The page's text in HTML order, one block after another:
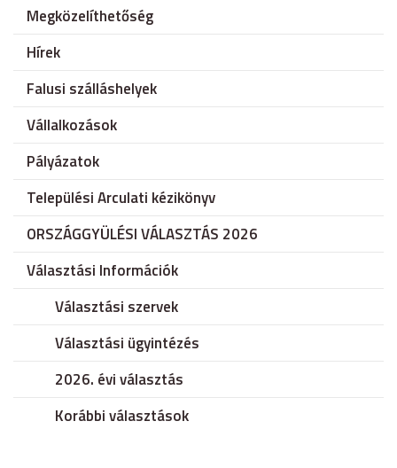
Megközelíthetőség
Hírek
Falusi szálláshelyek
Vállalkozások
Pályázatok
Települési Arculati kézikönyv
ORSZÁGGYÜLÉSI VÁLASZTÁS 2026
Választási Információk
Választási szervek
Választási ügyintézés
2026. évi választás
Korábbi választások